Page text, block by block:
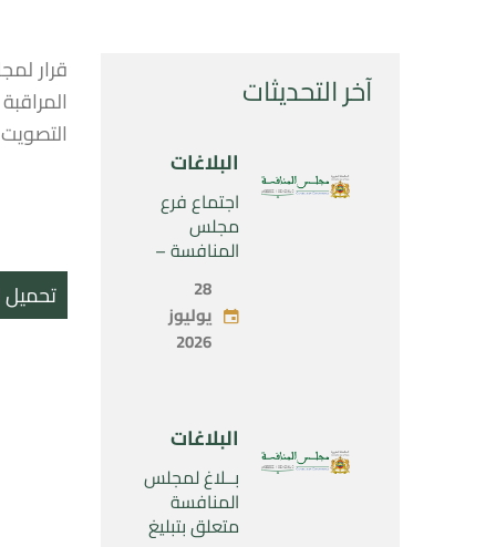
آخر التحديثات
البلاغات
اجتماع فرع
مجلس
المنافسة –
2026
28
يوليوز
2026
البلاغات
بــلاغ لمجلس
المنافسة
متعلق بتبليغ
تحميل